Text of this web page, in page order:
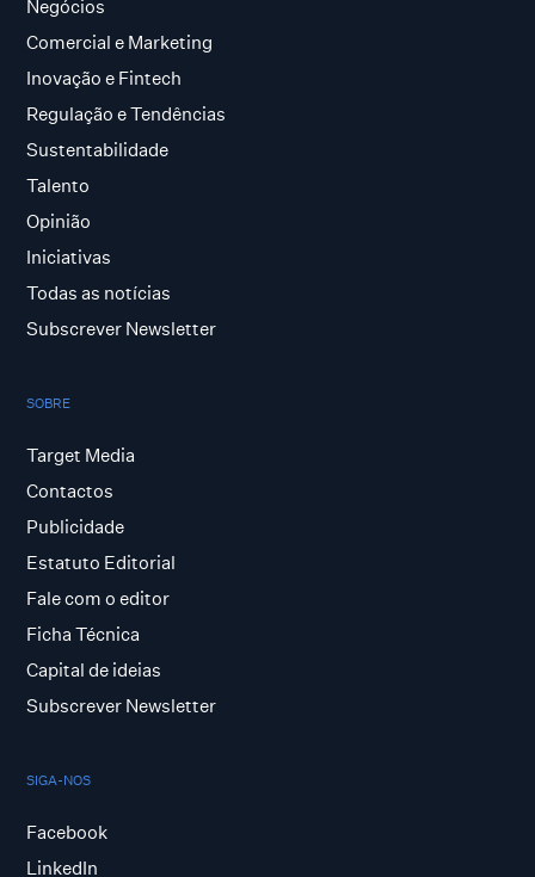
Negócios
Comercial e Marketing
Inovação e Fintech
Regulação e Tendências
Sustentabilidade
Talento
Opinião
Iniciativas
Todas as notícias
Subscrever Newsletter
SOBRE
Target Media
Contactos
Publicidade
Estatuto Editorial
Fale com o editor
Ficha Técnica
Capital de ideias
Subscrever Newsletter
SIGA-NOS
Facebook
LinkedIn